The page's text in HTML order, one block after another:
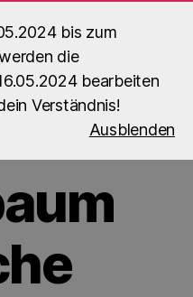
bis zum
die
bearbeiten
Verständnis!
Ausblenden
mit „duftbaum Kirche“